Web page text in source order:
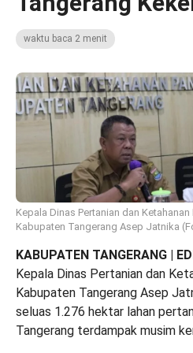
waktu baca 2 menit
Kepala Dinas Pertanian dan Ketahanan
Kabupaten Tangerang Asep Jatnika
KABUPATEN TANGERANG |
Kepala Dinas Pertanian dan
Kabupaten Tangerang Asep
seluas 1.276 hektar lahan
Tangerang terdampak musim